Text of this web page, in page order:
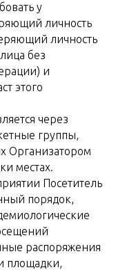
у
личность
личность
без
и
этого
через
группы,
Организатором
местах.
Посетитель
порядок,
распоряжения
площадки,